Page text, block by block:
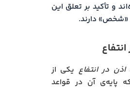
و تأکید بر تعلق این
«شخص» دارند.
اذن در انتفاع یکی از
پایه‌ی آن در قواعد